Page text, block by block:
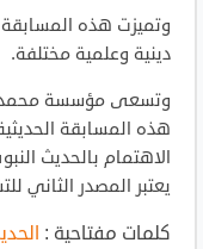
وتميزت هذه المسابقة
دينية وعلمية مختلفة.
وتسعى مؤسسة محمد
هذه المسابقة
الاهتمام بالحديث
يعتبر المصدر الثاني
كلمات مفتاحية :